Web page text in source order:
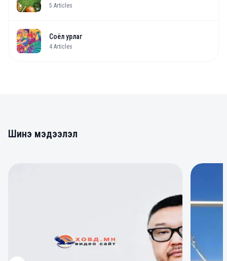
5 Articles
Соёл урлаг
4 Articles
Шинэ мэдээлэл